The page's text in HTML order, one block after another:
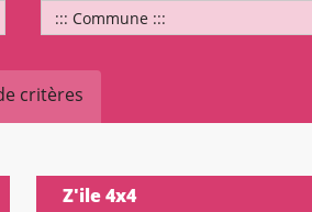
critères
Z'ile 4x4